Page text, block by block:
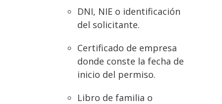
DNI, NIE o identificación
del solicitante.
Certificado de empresa
donde conste la fecha de
inicio del permiso.
Libro de familia o